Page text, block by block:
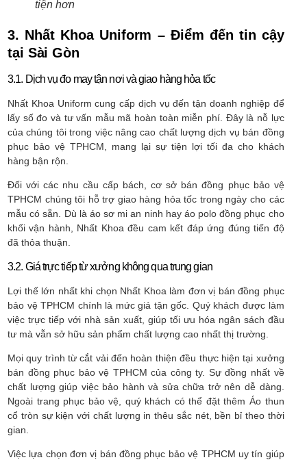
tiện hơn
3. Nhất Khoa Uniform – Điểm đến tin cậy
tại Sài Gòn
3.1. Dịch vụ đo may tận nơi và giao hàng hỏa tốc
Nhất Khoa Uniform cung cấp dịch vụ đến tận doanh nghiệp để
lấy số đo và tư vấn mẫu mã hoàn toàn miễn phí. Đây là nỗ lực
của chúng tôi trong việc nâng cao chất lượng dịch vụ bán đồng
phục bảo vệ TPHCM, mang lại sự tiện lợi tối đa cho khách
hàng bận rộn.
Đối với các nhu cầu cấp bách, cơ sở bán đồng phục bảo vệ
TPHCM chúng tôi hỗ trợ giao hàng hỏa tốc trong ngày cho các
mẫu có sẵn. Dù là áo sơ mi an ninh hay áo polo đồng phục cho
khối vận hành, Nhất Khoa đều cam kết đáp ứng đúng tiến độ
đã thỏa thuận.
3.2. Giá trực tiếp từ xưởng không qua trung gian
Lợi thế lớn nhất khi chọn Nhất Khoa làm đơn vị bán đồng phục
bảo vệ TPHCM chính là mức giá tận gốc. Quý khách được làm
việc trực tiếp với nhà sản xuất, giúp tối ưu hóa ngân sách đầu
tư mà vẫn sở hữu sản phẩm chất lượng cao nhất thị trường.
Mọi quy trình từ cắt vải đến hoàn thiện đều thực hiện tại xưởng
bán đồng phục bảo vệ TPHCM của công ty. Sự đồng nhất về
chất lượng giúp việc bảo hành và sửa chữa trở nên dễ dàng.
Ngoài trang phục bảo vệ, quý khách có thể đặt thêm Áo thun
cổ tròn sự kiện với chất lượng in thêu sắc nét, bền bỉ theo thời
gian.
Việc lựa chọn đơn vị bán đồng phục bảo vệ TPHCM uy tín giúp